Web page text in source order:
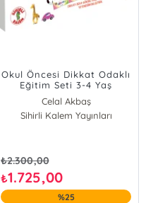
Okul Öncesi Dikkat Odaklı
Eğitim Seti 3-4 Yaş
Celal Akbaş
Sihirli Kalem Yayınları
₺2.300,00
₺1.725,00
%25